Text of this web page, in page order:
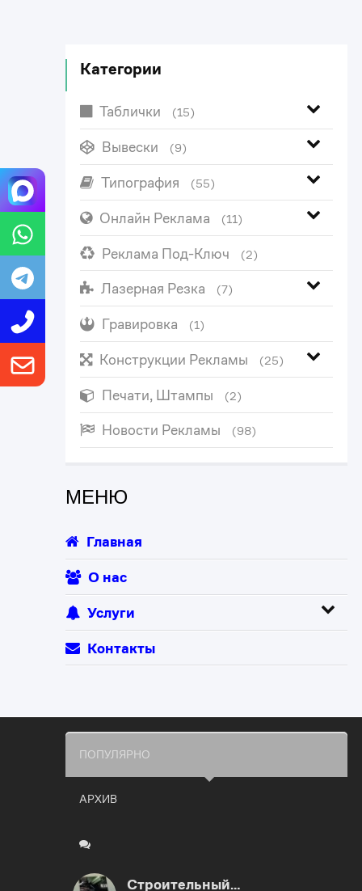
Категории
Таблички (15)
Вывески (9)
Типография (55)
Онлайн Реклама (11)
Реклама Под-Ключ (2)
Лазерная Резка (7)
Гравировка (1)
Конструкции Рекламы (25)
Печати, Штампы (2)
Новости Рекламы (98)
МЕНЮ
Главная
О нас
Услуги
Контакты
ПОПУЛЯРНО
АРХИВ
Строительный…